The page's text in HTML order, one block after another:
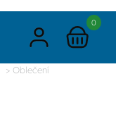
0
> Oblečení